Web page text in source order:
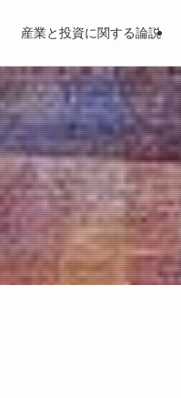
産業と投資に関する論説